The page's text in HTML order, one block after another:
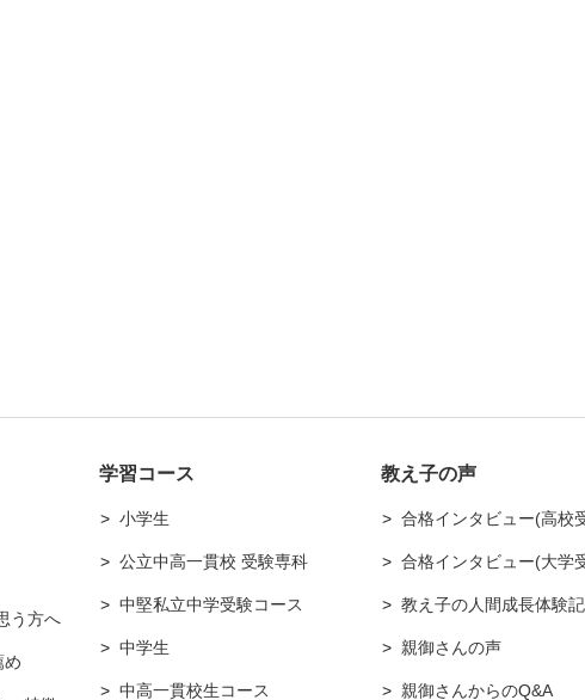
う方へ
め
学習コース
小学生
公立中高一貫校 受験専科
中堅私立中学受験コース
中学生
中高一貫校生コース
教え子の声
合格インタビュー(高校
合格インタビュー(大学
教え子の人間成長体験記
親御さんの声
親御さんからのQ&A